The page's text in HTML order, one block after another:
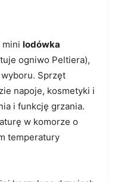
mini lodówka
ogniwo Peltiera),
Sprzęt
napoje, kosmetyki i
i funkcję grzania.
w komorze o
temperatury